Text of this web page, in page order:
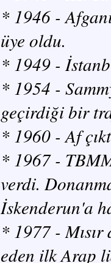
* 1946 -
üye oldu.
* 1949 -
* 1954 -
geçirdiği bir
* 1960 - Af
* 1967 -
verdi.
İskenderun'a
* 1977 -
eden ilk Arap